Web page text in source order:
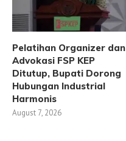
Pelatihan Organizer dan
Advokasi FSP KEP
Ditutup, Bupati Dorong
Hubungan Industrial
Harmonis
August 7, 2026